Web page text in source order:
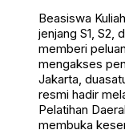
Beasiswa
jenjang S1, S2,
memberi
mengakses
Jakarta,
resmi hadir
Pelatihan
membuka